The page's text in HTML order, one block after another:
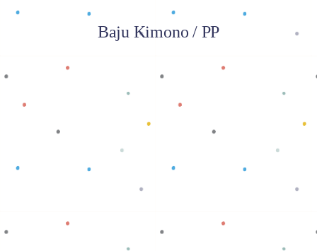
Baju Kimono / PP
Baca selengkapnya